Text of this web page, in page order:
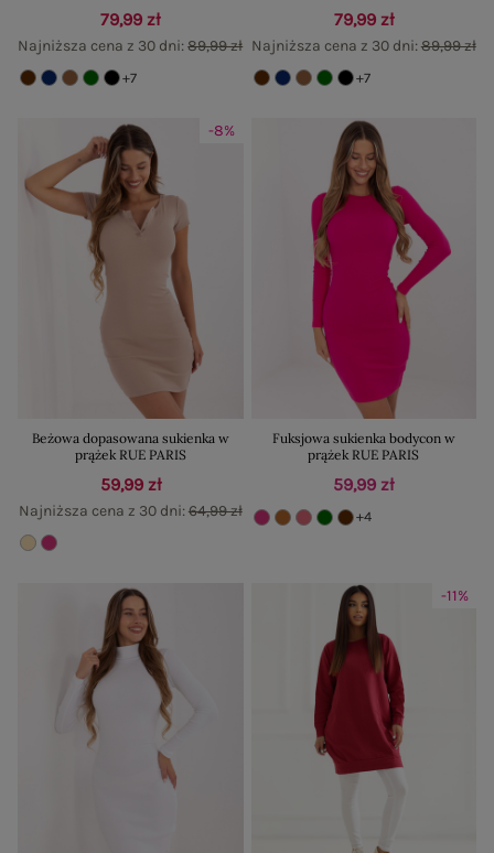
79,99 zł
Najniższa cena z 30 dni:89,99 zł
+7
79,99 zł
Najniższa cena z 30 dni:89,99 zł
+7
-8%
Beżowa dopasowana sukienka w
prążek RUE PARIS
59,99 zł
Najniższa cena z 30 dni:64,99 zł
Fuksjowa sukienka bodycon w
prążek RUE PARIS
59,99 zł
+4
-11%